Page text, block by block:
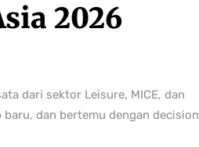
2026
dari sektor Leisure, MICE, dan
dan bertemu dengan decision